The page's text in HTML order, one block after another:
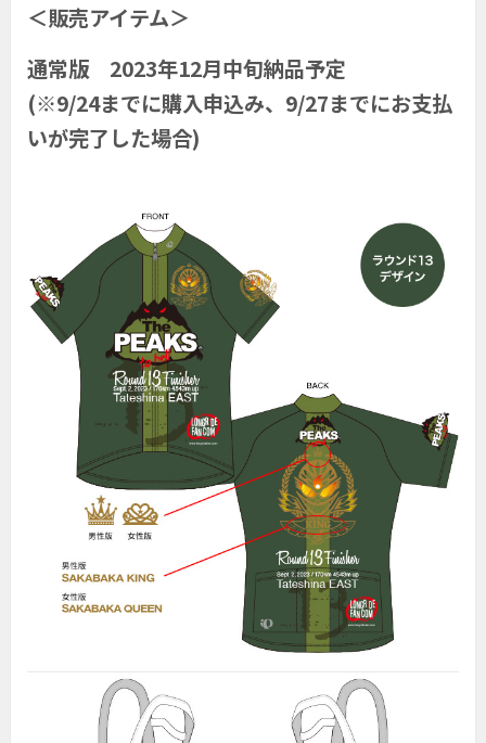
＜販売アイテム＞
通常版 2023年12月中旬納品予定
(※9/24までに購入申込み、9/27までにお支払
いが完了した場合)